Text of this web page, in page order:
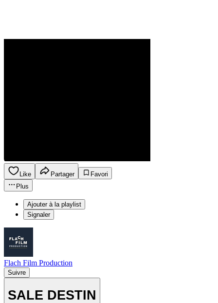
Like Partager
Favori
Plus
Ajouter à la playlist
Signaler
Flach Film Production
Suivre
SALE DESTIN